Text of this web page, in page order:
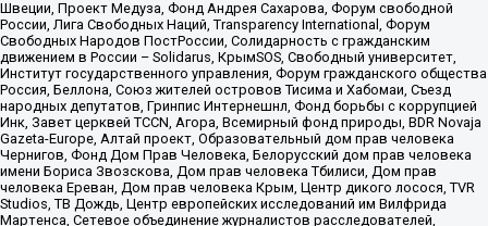
Швеции, Проект Медуза, Фонд Андрея Сахарова, Форум свободной
России, Лига Свободных Наций, Transparеncy International, Форум
Свободных Народов ПостРоссии, Солидарность с гражданским
движением в России – Solidarus, КрымSOS, Свободный университет,
Институт государственного управления, Форум гражданского общества
Россия, Беллона, Союз жителей островов Тисима и Хабомаи, Съезд
народных депутатов, Гринпис Интернешнл, Фонд борьбы с коррупцией
Инк, Завет церквей TCCN, Агора, Всемирный фонд природы, BDR Novaja
Gazeta-Europe, Алтай проект, Образовательный дом прав человека
Чернигов, Фонд Дом Прав Человека, Белорусский дом прав человека
имени Бориса Звозскова, Дом прав человека Тбилиси, Дом прав
человека Ереван, Дом прав человека Крым, Центр дикого лосося, TVR
Studios, ТВ Дождь, Центр европейских исследований им Вилфрида
Мартенса, Сетевое объединение журналистов расследователей,